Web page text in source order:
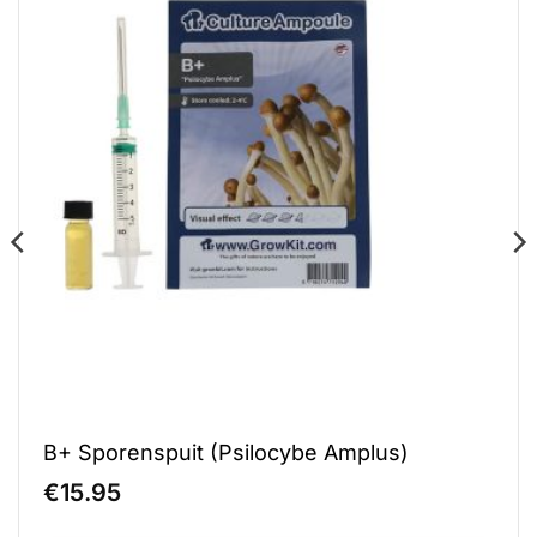
B+ Sporenspuit (Psilocybe Amplus)
€15.95